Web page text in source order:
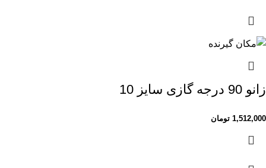
زانو 90 درجه گازی سایز 10
1,512,000 تومان